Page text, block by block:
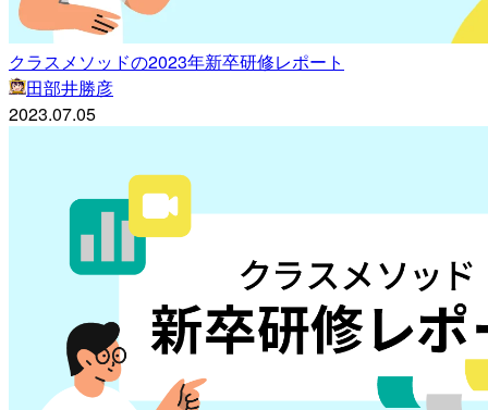
クラスメソッドの2023年新卒研修レポート
田部井勝彦
2023.07.05